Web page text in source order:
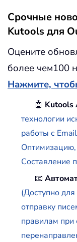
Срочные
Kutools для
Оцените
более чем100
Нажмите,
🤖 Kutools
технологии
работы с
Составление
📧
(Доступно
отправку
правилам при